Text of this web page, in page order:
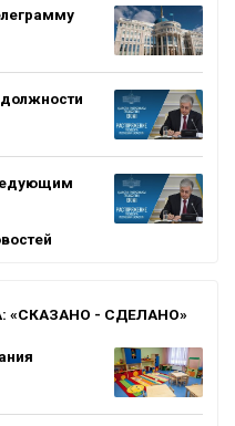
«СКАЗАНО - СДЕЛАНО»